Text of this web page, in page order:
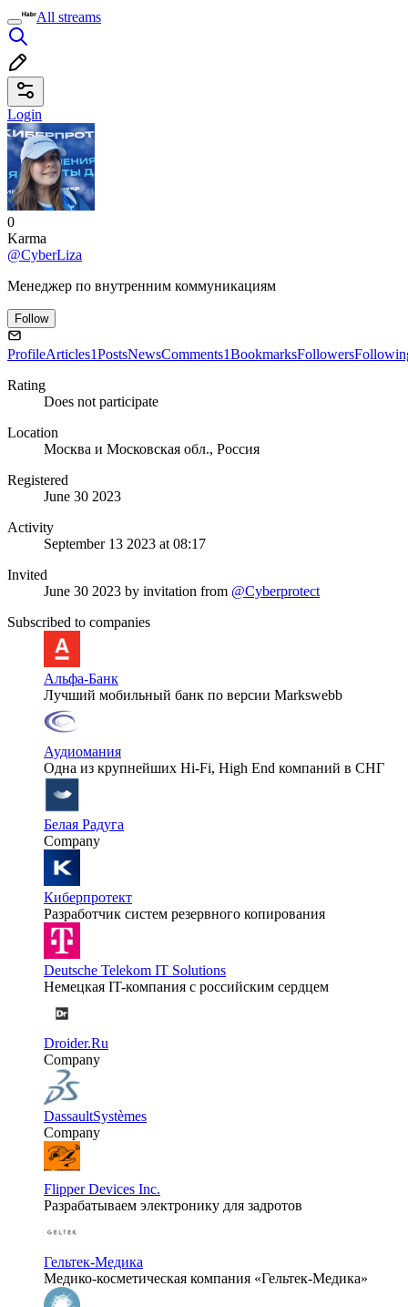
All streams
Login
0
Karma
@CyberLiza
Менеджер по внутренним коммуникациям
Follow
ProfileArticles1PostsNewsComments1BookmarksFollowers
Rating
Does not participate
Location
Москва и Московская обл., Россия
Registered
June 30 2023
Activity
September 13 2023 at 08:17
Invited
June 30 2023 by invitation from @Cyberprotect
Subscribed to companies
Альфа-Банк
Лучший мобильный банк по версии Markswebb
Аудиомания
Одна из крупнейших Hi-Fi, High End компаний в СНГ
Белая Радуга
Company
Киберпротект
Разработчик систем резервного копирования
Deutsche Telekom IT Solutions
Немецкая IT-компания с российским сердцем
Droider.Ru
Company
DassaultSystèmes
Company
Flipper Devices Inc.
Разрабатываем электронику для задротов
Гельтек-Медика
Медико-косметическая компания «Гельтек-Медика»